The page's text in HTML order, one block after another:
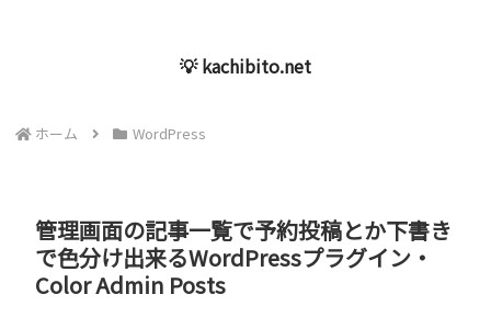
💡 kachibito.net
ホーム WordPress
管理画面の記事一覧で予約投稿とか下書き
で色分け出来るWordPressプラグイン・
Color Admin Posts